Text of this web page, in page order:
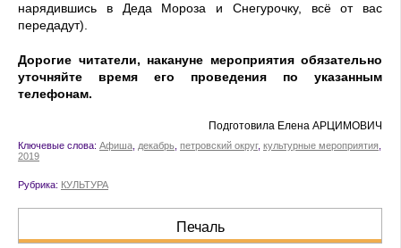
нарядившись в Деда Мороза и Снегурочку, всё от вас
передадут).
Дорогие читатели, накануне мероприятия обязательно
уточняйте время его проведения по указанным
телефонам.
Подготовила Елена АРЦИМОВИЧ
Ключевые слова: Афиша декабрь петровский округ, культурные мероприятия
2019
Рубрика: КУЛЬТУРА
Печаль